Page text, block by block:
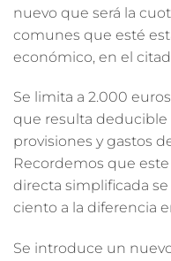
nuevo que será la
comunes que esté
económico, en el
Se limita a 2.000
que resulta
provisiones y gastos
Recordemos que
directa simplificada
ciento a la diferencia
Se introduce un